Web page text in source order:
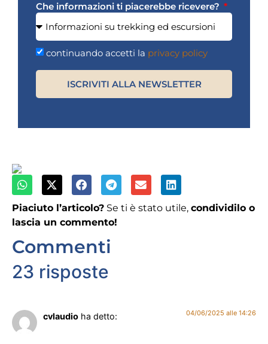
Che informazioni ti piacerebbe ricevere?
continuando accetti la privacy policy
ISCRIVITI ALLA NEWSLETTER
Piaciuto l’articolo? Se ti è stato utile, condividilo o
lascia un commento!
Commenti
23 risposte
cvlaudio ha detto: 04/06/2025 alle 14:26